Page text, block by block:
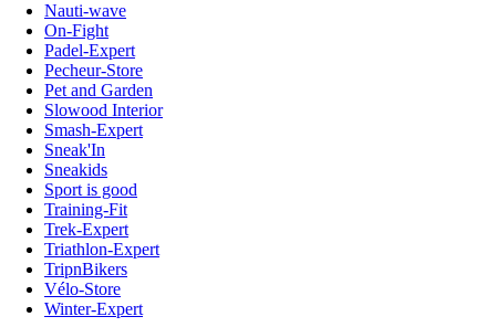
Nauti-wave
On-Fight
Padel-Expert
Pecheur-Store
Pet and Garden
Slowood Interior
Smash-Expert
Sneak'In
Sneakids
Sport is good
Training-Fit
Trek-Expert
Triathlon-Expert
TripnBikers
Vélo-Store
Winter-Expert